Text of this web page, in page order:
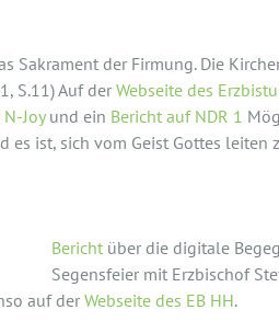
Sakrament der Firmung. Die
S.11) Auf der Webseite des
Joyund ein Bericht auf NDR 1
ist, sich vom Geist Gottes leiten
Bericht über die digitale
Segensfeier mit Erzbischof
auf der Webseite des EB HH.